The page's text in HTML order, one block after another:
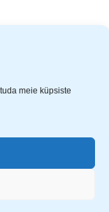
meie küpsiste
teraset.